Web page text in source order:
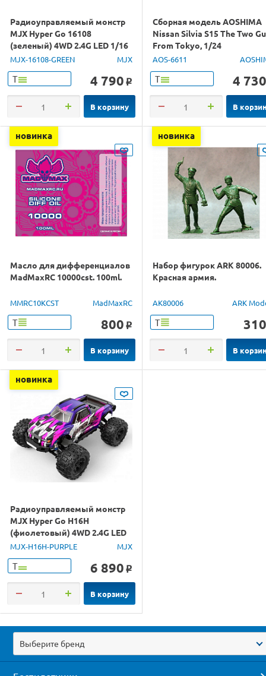
Радиоуправляемый монстр
MJX Hyper Go 16108
(зеленый) 4WD 2.4G LED 1/16
RTR
MJX-16108-GREEN MJX
Т 4 790 o
В корзину
Сборная модель AOSHIMA
Nissan Silvia S15 The Two
From Tokyo, 1/24
AOS-6611
Т 4 730
В
новинка
Масло для дифференциалов
MadMaxRC 10000cst. 100ml.
MMRC10KCST MadMaxRC
Т 800 o
В корзину
новинка
Набор фигурок ARK 80006.
Красная армия.
AK80006 ARK
Т 310
В
новинка
Радиоуправляемый монстр
MJX Hyper Go H16H
(фиолетовый) 4WD 2.4G LED
GPS 1/16 RTR
MJX-H16H-PURPLE MJX
Т 6 890 o
В корзину
Выберите бренд